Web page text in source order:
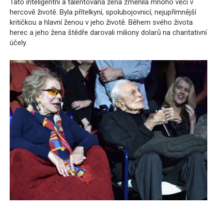
Tato inteligentní a talentovaná žena změnila mnoho věcí v
hercově životě. Byla přítelkyní, spolubojovnicí, nejupřímnější
kritičkou a hlavní ženou v jeho životě. Během svého života
herec a jeho žena štědře darovali miliony dolarů na charitativní
účely.